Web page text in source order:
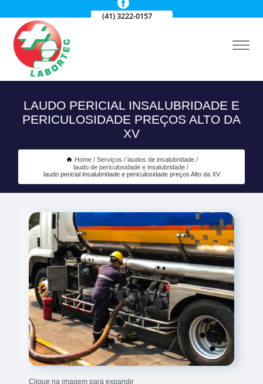
(41) 3222-0157
LAUDO PERICIAL INSALUBRIDADE E
PERICULOSIDADE PREÇOS ALTO DA
XV
Home Serviços
laudos de insalubridade
laudo de periculosidade e insalubridade
laudo pericial insalubridade e periculosidade preços Alto da XV
Clique na imagem para expandir